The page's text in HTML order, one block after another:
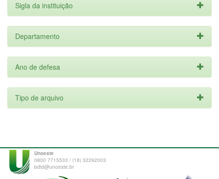
Sigla da instituição
Departamento
Ano de defesa
Tipo de arquivo
Unoeste
0800 7715533 / (18) 32292003
bdtd@unoeste.br